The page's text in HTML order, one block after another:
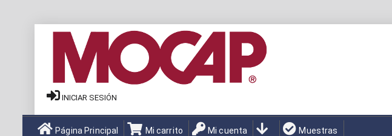
INICIAR SESIÓN
Página Principal Mi carrito Mi cuenta Muestras